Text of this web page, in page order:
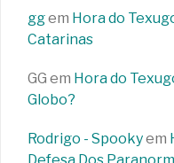
ggem Hora do
Catarinas
GG em Hora do
Globo?
Rodrigo - Spookyem